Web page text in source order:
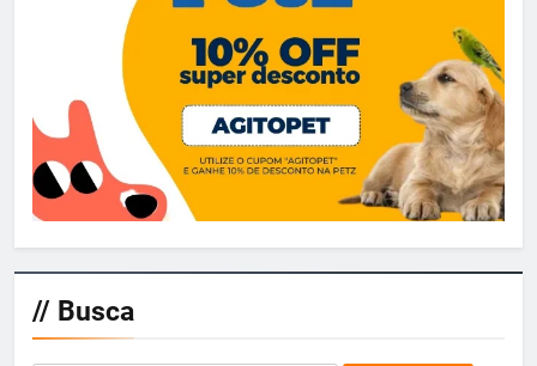
// Busca